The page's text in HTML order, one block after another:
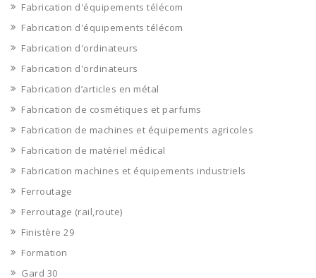
Fabrication d'équipements télécom
Fabrication d'équipements télécom
Fabrication d'ordinateurs
Fabrication d'ordinateurs
Fabrication d’articles en métal
Fabrication de cosmétiques et parfums
Fabrication de machines et équipements agricoles
Fabrication de matériel médical
Fabrication machines et équipements industriels
Ferroutage
Ferroutage (rail,route)
Finistère 29
Formation
Gard 30